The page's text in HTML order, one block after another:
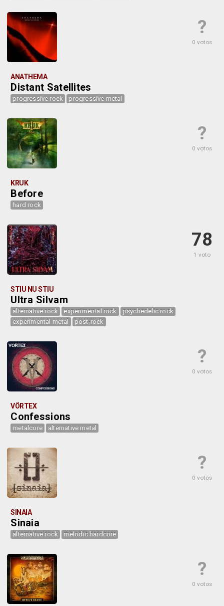
?
0 votos
ANATHEMA
Distant Satellites
progressive rock progressive metal
?
0 votos
KRUK
Before
hard rock
78
1 voto
STIU NU STIU
Ultra Silvam
alternative rock experimental rock
psychedelic rock
experimental metal
post-rock
?
0 votos
VÖRTEX
Confessions
metalcore alternative metal
?
0 votos
SINAIA
Sinaia
alternative rock melodic hardcore
?
0 votos